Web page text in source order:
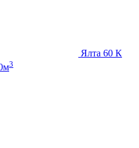
Ялта 60 К
3